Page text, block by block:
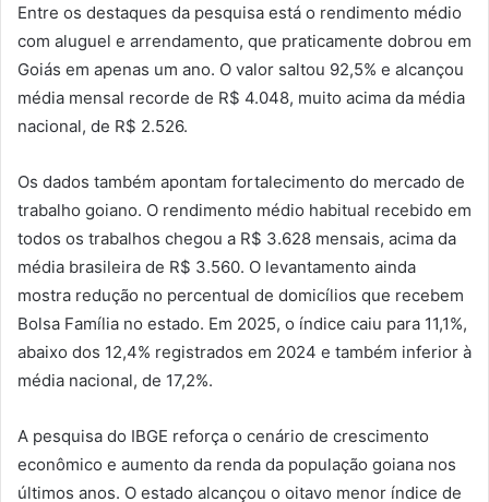
Entre os destaques da pesquisa está o rendimento médio
com aluguel e arrendamento, que praticamente dobrou em
Goiás em apenas um ano. O valor saltou 92,5% e alcançou
média mensal recorde de R$ 4.048, muito acima da média
nacional, de R$ 2.526.
Os dados também apontam fortalecimento do mercado de
trabalho goiano. O rendimento médio habitual recebido em
todos os trabalhos chegou a R$ 3.628 mensais, acima da
média brasileira de R$ 3.560. O levantamento ainda
mostra redução no percentual de domicílios que recebem
Bolsa Família no estado. Em 2025, o índice caiu para 11,1%,
abaixo dos 12,4% registrados em 2024 e também inferior à
média nacional, de 17,2%.
A pesquisa do IBGE reforça o cenário de crescimento
econômico e aumento da renda da população goiana nos
últimos anos. O estado alcançou o oitavo menor índice de